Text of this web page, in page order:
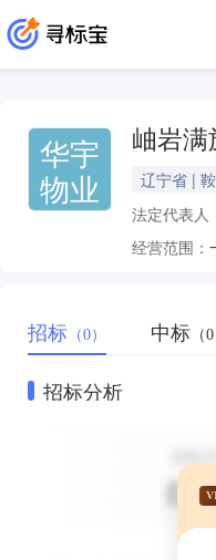
华宇
物业
岫岩满
辽宁省 |
法定代表人
经营范围：
招标 （0） 中标 （0
招标分析